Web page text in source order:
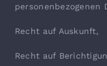
personenbezogenen
Recht auf Auskunft,
Recht auf